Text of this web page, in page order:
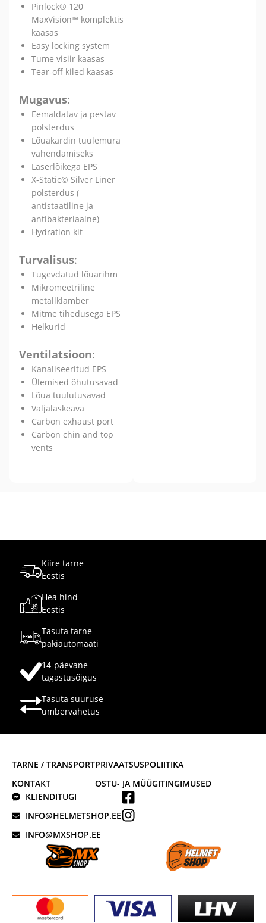
Pinlock® 120
MaxVision™ komplektis
kaasas
Easy locking system
Tume visiir kaasas
Tear-off kiled kaasas
Mugavus:
Eemaldatav ja pestav
polsterdus
Lõuakardin tuulemüra
vähendamiseks
Laserlõikega EPS
X-Static© Silver Liner
polsterdus (
antistaatiline ja
antibakteriaalne)
Hydration kit
Turvalisus:
Tugevdatud lõuarihm
Mikromeetriline
metallklamber
Mitme tihedusega EPS
Helkurid
Ventilatsioon:
Kanaliseeritud EPS
Ülemised õhutusavad
Lõua tuulutusavad
Väljalaskeava
Carbon exhaust port
Carbon chin and top
vents
Kiire tarne
Eestis
Hea hind
Eestis
Tasuta tarne
pakiautomaati
14-päevane
tagastusõigus
Tasuta suuruse
ümbervahetus
TARNE / TRANSPORT
KONTAKT
PRIVAATSUSPOLIITIKA
OSTU- JA MÜÜGITINGIMUSED
KLIENDITUGI
INFO@HELMETSHOP.EE
INFO@MXSHOP.EE